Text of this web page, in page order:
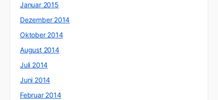
Januar 2015
Dezember 2014
Oktober 2014
August 2014
Juli 2014
Juni 2014
Februar 2014